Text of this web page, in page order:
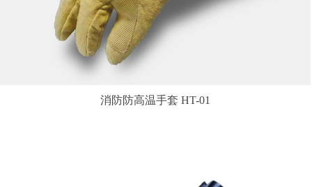
消防防高温手套 HT-01